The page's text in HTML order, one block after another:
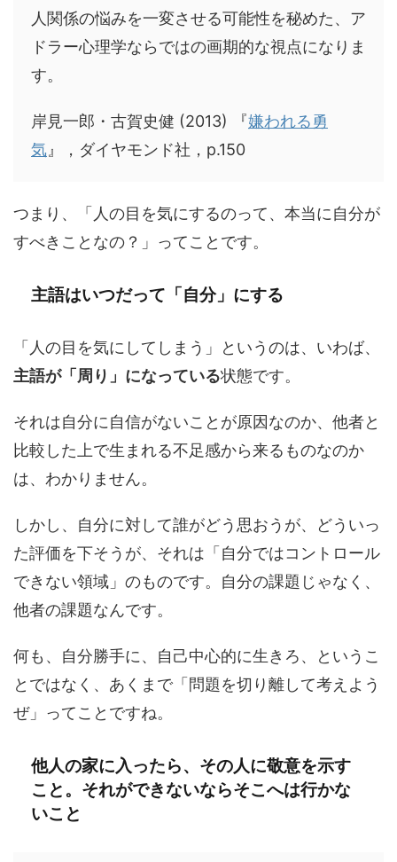
人関係の悩みを一変させる可能性を秘めた、ア
ドラー心理学ならではの画期的な視点になりま
す。
岸見一郎・古賀史健 (2013) 『嫌われる勇
気 』，ダイヤモンド社，p.150
つまり、「人の目を気にするのって、本当に自分が
すべきことなの？」ってことです。
主語はいつだって「自分」にする
「人の目を気にしてしまう」というのは、いわば、
主語が「周り」になっている状態です。
それは自分に自信がないことが原因なのか、他者と
比較した上で生まれる不足感から来るものなのか
は、わかりません。
しかし、自分に対して誰がどう思おうが、どういっ
た評価を下そうが、それは「自分ではコントロール
できない領域」のものです。自分の課題じゃなく、
他者の課題なんです。
何も、自分勝手に、自己中心的に生きろ、というこ
とではなく、あくまで「問題を切り離して考えよう
ぜ」ってことですね。
他人の家に入ったら、その人に敬意を示す
こと。それができないならそこへは行かな
いこと